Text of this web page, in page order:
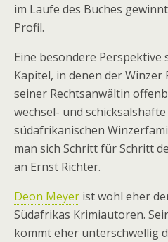
im Laufe des Buches
Profil.
Eine besondere Perspektive
Kapitel, in denen der Winzer
seiner Rechtsanwältin
wechsel- und
südafrikanischen
man sich Schritt für Schritt
an Ernst Richter.
Deon Meyer ist wohl eher
Südafrikas Krimiautoren.
kommt eher unterschwellig